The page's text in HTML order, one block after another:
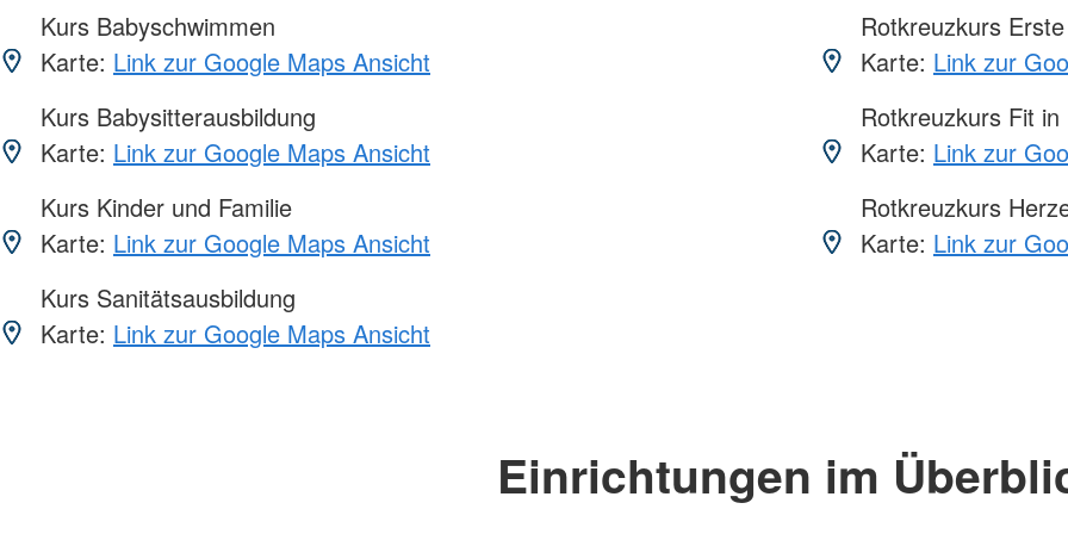
Kurs Babyschwimmen
Karte: Link zur Google Maps Ansicht
Kurs Babysitterausbildung
Karte: Link zur Google Maps Ansicht
Kurs Kinder und Familie
Karte: Link zur Google Maps Ansicht
Kurs Sanitätsausbildung
Karte: Link zur Google Maps Ansicht
Rotkreuzkurs
Karte: Link zur
Rotkreuzkurs Fit in
Karte: Link zur
Rotkreuzkurs
Karte: Link zur
Einrichtungen im